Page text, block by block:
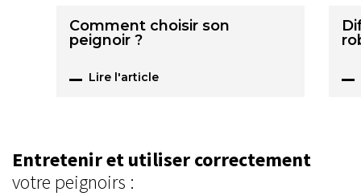
Comment choisir son
peignoir ?
Lire l'article
Entretenir et utiliser correctement
votre peignoirs :